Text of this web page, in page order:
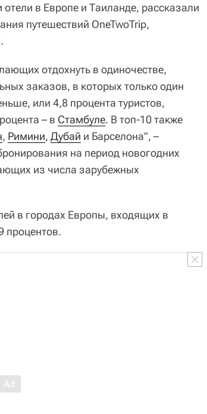
в Европе и Таиланде, рассказали
путешествий OneTwoTrip,
отдохнуть в одиночестве,
заказов, в которых только один
или 4,8 процента туристов,
– в Стамбуле. В топ-10 также
, Римини, Дубай и Барселона", –
на период новогодних
из числа зарубежных
в городах Европы, входящих в
процентов.